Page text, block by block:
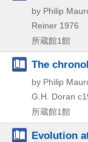
by Philip
Reiner 1976
所蔵館1館
The
by Philip
G.H. Doran
所蔵館1館
Evolution